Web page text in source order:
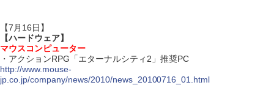
【7月16日】
【ハードウェア】
マウスコンピューター
・アクションRPG「エターナルシティ2」推奨PC
http://www.mouse-
jp.co.jp/company/news/2010/news_20100716_01.html